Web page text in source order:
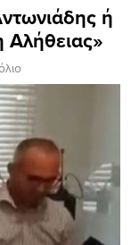
ή
Αλήθειας»